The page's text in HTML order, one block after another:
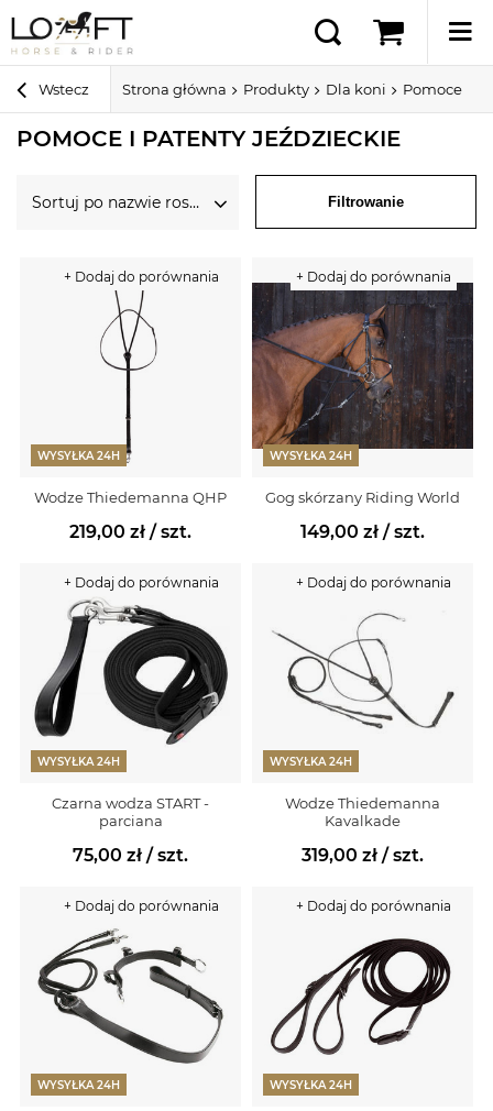
Wstecz Strona główna Produkty Dla koni Pomoce i
POMOCE I PATENTY JEŹDZIECKIE
Sortuj po nazwie rosnąco Filtrowanie
WYSYŁKA 24H
Wodze Thiedemanna QHP
219,00 zł / szt.
+ Dodaj do porównania
WYSYŁKA 24H
Gog skórzany Riding World
149,00 zł / szt.
+ Dodaj do porównania
WYSYŁKA 24H
Czarna wodza START -
parciana
75,00 zł / szt.
+ Dodaj do porównania
WYSYŁKA 24H
Wodze Thiedemanna
Kavalkade
319,00 zł / szt.
+ Dodaj do porównania
WYSYŁKA 24H
+ Dodaj do porównania
WYSYŁKA 24H
+ Dodaj do porównania